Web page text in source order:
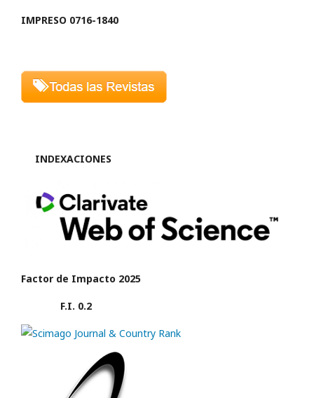
IMPRESO 0716-1840
INDEXACIONES
Factor de Impacto 2025
F.I. 0.2